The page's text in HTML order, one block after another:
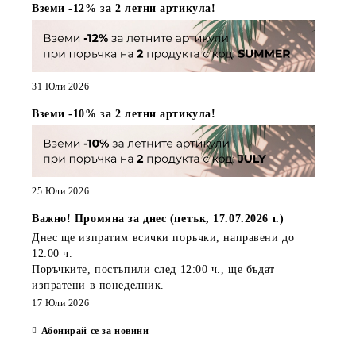
Вземи -12% за 2 летни артикула!
31 Юли 2026
Вземи -10% за 2 летни артикула!
25 Юли 2026
Важно! Промяна за днес (петък, 17.07.2026 г.)
Днес ще изпратим всички поръчки, направенидо
12:00 ч.
Поръчките, постъпили след 12:00 ч. , ще бъдат
изпратени в понеделник.
17 Юли 2026
Абонирай се за новини